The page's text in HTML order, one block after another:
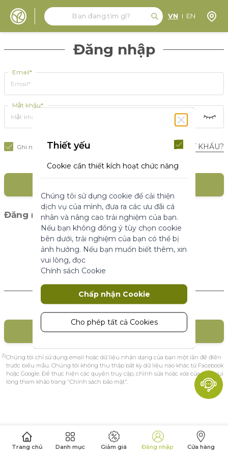
Tìm kiếm
Tìm kiếm
VN EN Định
Trang chủ Danh mục Giảm giá Đăng nhập Cửa hàng
Đăng nhập
Email*
Mật khẩu*
BẠN QUÊN MẬT KHẨU?
Ghi nhớ tôi
Đăng nhập với mạng xã hội(1)
Khách hàng mới
TẠO TÀI KHOẢN
(1)Chúng tôi chỉ sử dụng email hoặc dữ liệu nhận dạng của bạn một lần để điền
trước biểu mẫu. Chúng tôi không thu thập bất kỳ dữ liệu nào khác từ Facebook
hoặc Google. Để thực hiện các quyền truy cập, chỉnh sửa hoặc xóa của bạn, vui
lòng tham khảo trang "Chính sách bảo mật".
Thiết yếu
Cookie cần thiết kích hoạt chức năng
thể hoạt động bình thường. Chúng
giúp làm cho một trang web có thể sử
dụng được bằng cách kích hoạt chức
năng cơ bản.
Thông số sản phẩm
Cookie tiếp thị được sử dụng để theo
dõi và thu thập các hành động của
khách truy cập trên trang web. Cookie
lưu trữ dữ liệu người dùng và thông tin
cáo nhắm mục tiêu đến nhiều nhóm
đối tượng hơn. Ngoài ra, trải nghiệm
người dùng tùy chỉnh hơn có thể
được cung cấp theo thông tin thu
Phân tích
Chúng tôi sử dụng cookie để cải thiện
dịch vụ của mình, đưa ra các ưu đãi cá
nhân và nâng cao trải nghiệm của bạn.
Nếu bạn không đồng ý tùy chọn cookie
bên dưới, trải nghiệm của bạn có thể bị
ảnh hưởng. Nếu bạn muốn biết thêm, xin
vui lòng, đọc
Chính sách Cookie
Chấp nhận Cookie
Cho phép tất cả Cookies